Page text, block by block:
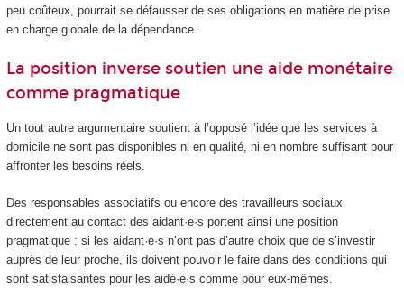
peu coûteux, pourrait se défausser de ses obligations en matière de prise
en charge globale de la dépendance.
La position inverse soutien une aide monétaire
comme pragmatique
Un tout autre argumentaire soutient à l’opposé l’idée que les services à
domicile ne sont pas disponibles ni en qualité, ni en nombre suffisant pour
affronter les besoins réels.
Des responsables associatifs ou encore des travailleurs sociaux
directement au contact des aidant·e·s portent ainsi une position
pragmatique : si les aidant·e·s n’ont pas d’autre choix que de s’investir
auprès de leur proche, ils doivent pouvoir le faire dans des conditions qui
sont satisfaisantes pour les aidé·e·s comme pour eux-mêmes.